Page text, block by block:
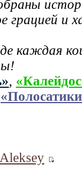
грацией и
каждая
,
Aleksey